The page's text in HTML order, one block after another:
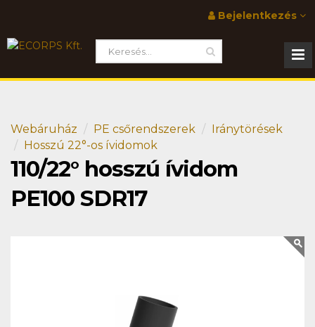
Bejelentkezés
Webáruház PE csőrendszerek
Iránytörések
Hosszú 22°-os ívidomok
110/22° hosszú ívidom
PE100 SDR17